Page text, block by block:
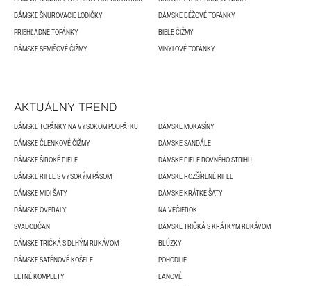
DÁMSKE ŠNUROVACIE LODIČKY
DÁMSKE BÉŽOVÉ TOPÁNKY
PRIEHĽADNÉ TOPÁNKY
BIELE ČIŽMY
DÁMSKE SEMIŠOVÉ ČIŽMY
VINYLOVÉ TOPÁNKY
AKTUÁLNY TREND
DÁMSKE TOPÁNKY NA VYSOKOM PODPÄTKU
DÁMSKE MOKASÍNY
DÁMSKE ČLENKOVÉ ČIŽMY
DÁMSKE SANDÁLE
DÁMSKE ŠIROKÉ RIFLE
DÁMSKE RIFLE ROVNÉHO STRIHU
DÁMSKE RIFLE S VYSOKÝM PÁSOM
DÁMSKE ROZŠÍRENÉ RIFLE
DÁMSKE MIDI ŠATY
DÁMSKE KRÁTKE ŠATY
DÁMSKE OVERALY
NA VEČIEROK
SVADOBČAN
DÁMSKE TRIČKÁ S KRÁTKYM RUKÁVOM
DÁMSKE TRIČKÁ S DLHÝM RUKÁVOM
BLÚZKY
DÁMSKE SATÉNOVÉ KOŠELE
POHODLIE
LETNÉ KOMPLETY
ĽANOVÉ